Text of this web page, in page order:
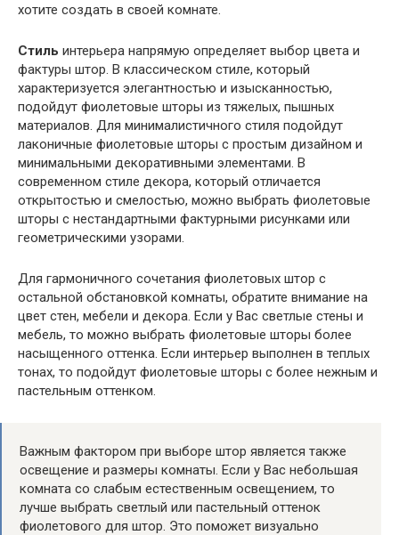
хотите создать в своей комнате.
Стиль интерьера напрямую определяет выбор цвета и
фактуры штор. В классическом стиле, который
характеризуется элегантностью и изысканностью,
подойдут фиолетовые шторы из тяжелых, пышных
материалов. Для минималистичного стиля подойдут
лаконичные фиолетовые шторы с простым дизайном и
минимальными декоративными элементами. В
современном стиле декора, который отличается
открытостью и смелостью, можно выбрать фиолетовые
шторы с нестандартными фактурными рисунками или
геометрическими узорами.
Для гармоничного сочетания фиолетовых штор с
остальной обстановкой комнаты, обратите внимание на
цвет стен, мебели и декора. Если у Вас светлые стены и
мебель, то можно выбрать фиолетовые шторы более
насыщенного оттенка. Если интерьер выполнен в теплых
тонах, то подойдут фиолетовые шторы с более нежным и
пастельным оттенком.
Важным фактором при выборе штор является также
освещение и размеры комнаты. Если у Вас небольшая
комната со слабым естественным освещением, то
лучше выбрать светлый или пастельный оттенок
фиолетового для штор. Это поможет визуально